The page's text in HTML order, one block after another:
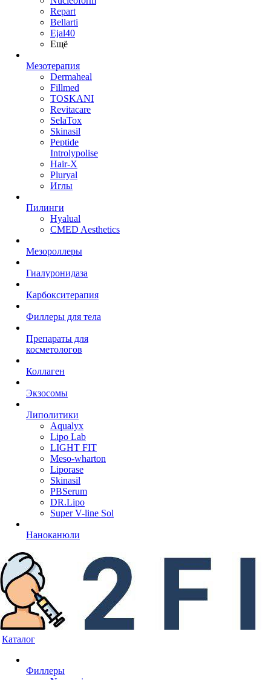
Repart
Bellarti
Ejal40
Ещё
Мезотерапия
Dermaheal
Fillmed
TOSKANI
Revitacare
SelaTox
Skinasil
Peptide
Introlypolise
Hair-X
Pluryal
Иглы
Пилинги
Hyalual
CMED Aesthetics
Мезороллеры
Гиалуронидаза
Карбокситерапия
Филлеры для тела
Препараты для
косметологов
Коллаген
Экзосомы
Липолитики
Aqualyx
Lipo Lab
LIGHT FIT
Meso-wharton
Liporase
Skinasil
PBSerum
DR.Lipo
Super V-line Sol
Наноканюли
Каталог
Филлеры